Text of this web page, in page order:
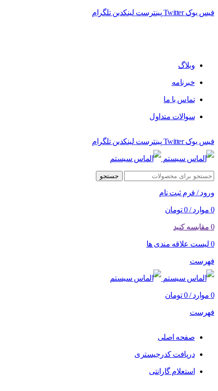
فیس بوک Twitter پینترست لینکدین تلگرام
وبلاگ
خبرنامه
تماس با ما
سوالات متداول
فیس بوک Twitter پینترست لینکدین تلگرام
جستجو
ورود / فرم ثبت نام
0 موارد /
0 تومان
0 مقایسه کنید
0 لیست علاقه مندی ها
فهرست
0 موارد /
0 تومان
فهرست
صفحه اصلی
دریافت کدرجیستری
استعلام گارانتی